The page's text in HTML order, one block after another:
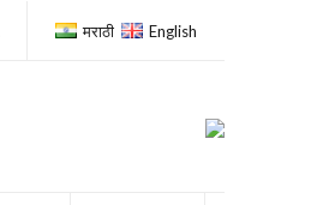
मराठी English